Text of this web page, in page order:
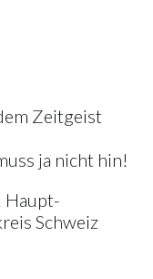
Zeitgeist
ja nicht hin!
Haupt-
Schweiz